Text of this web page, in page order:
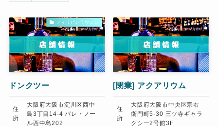
フィリピンラウンジ
ドンクツー
住
所
大阪府大阪市淀川区西中
島3丁目14-4 パレ・ノー
ル西中島202
[閉業] アクアリウム
住
所
大阪府大阪市中央区宗右
衛門町5-30 三ツ寺ギャラ
クシー2号館3F